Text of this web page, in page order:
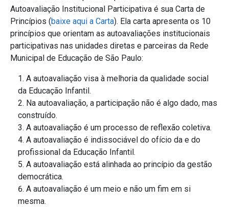
Autoavaliação Institucional Participativa é sua Carta de
Princípios (baixe aqui a Carta). Ela carta apresenta os 10
princípios que orientam as autoavaliações institucionais
participativas nas unidades diretas e parceiras da Rede
Municipal de Educação de São Paulo:
A autoavaliação visa à melhoria da qualidade social
da Educação Infantil.
Na autoavaliação, a participação não é algo dado, mas
construído.
A autoavaliação é um processo de reflexão coletiva.
A autoavaliação é indissociável do ofício da e do
profissional da Educação Infantil.
A autoavaliação está alinhada ao princípio da gestão
democrática.
A autoavaliação é um meio e não um fim em si
mesma.